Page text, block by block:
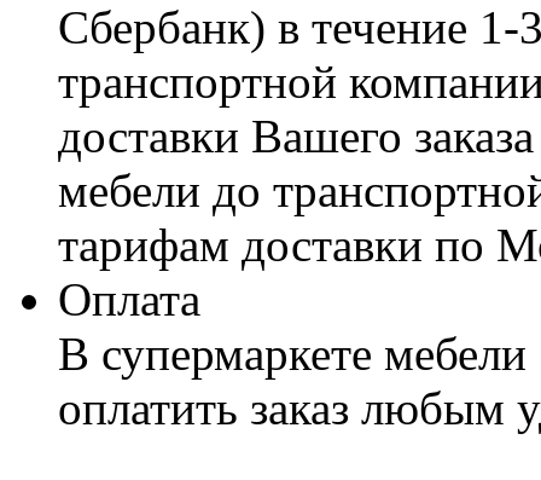
Сбербанк) в течение
транспортной
доставки Вашего
мебели до
тарифам доставки по
Оплата
В супермаркете
оплатить заказ любым